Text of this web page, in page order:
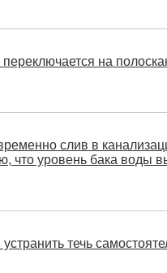
на
слив в
что уровень бака воды
течь